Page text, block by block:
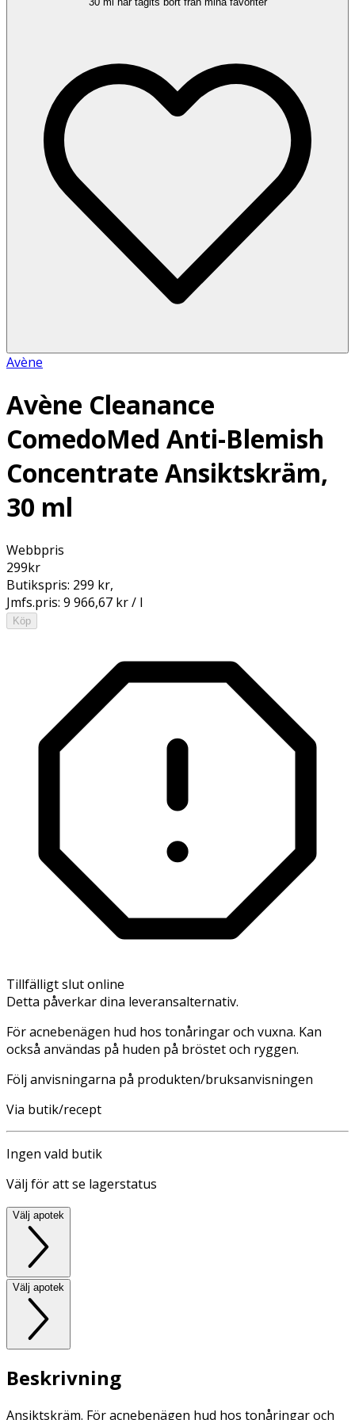
Avène
Avène Cleanance
ComedoMed Anti-Blemish
Concentrate Ansiktskräm,
30 ml
Webbpris
299kr
Butikspris: 299 kr,
Jmfs.pris: 9 966,67 kr / l
Köp
Tillfälligt slut online
Detta påverkar dina leveransalternativ.
För acnebenägen hud hos tonåringar och vuxna. Kan
också användas på huden på bröstet och ryggen.
Följ anvisningarna på produkten/bruksanvisningen
Via butik/recept
Ingen vald butik
Välj för att se lagerstatus
Välj apotek
Välj apotek
Beskrivning
Ansiktskräm. För acnebenägen hud hos tonåringar och